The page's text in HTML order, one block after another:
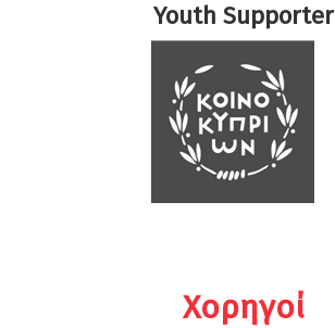
Youth Supporter
Χορηγοί